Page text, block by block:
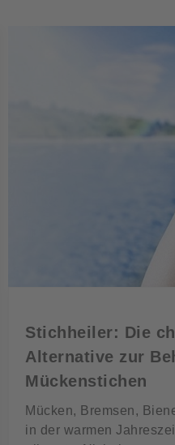
Stichheiler: Die
Alternative zur
Mückenstichen
Mücken, Bremsen,
in der warmen